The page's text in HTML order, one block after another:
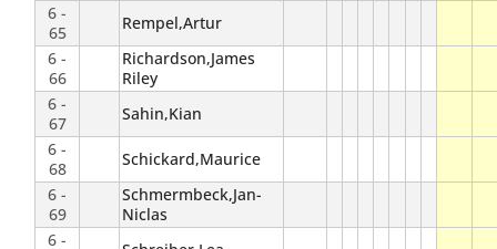
6 -
65
Rempel,Artur
6 -
66
Richardson,James
Riley
6 -
67
Sahin,Kian
6 -
68
Schickard,Maurice
6 -
69
Schmermbeck,Jan-
Niclas
6 -